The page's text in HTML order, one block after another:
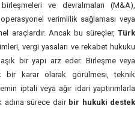
ve devralmaları (M&A),
verimlilik sağlaması veya
araçlardır. Ancak bu süreçler, Türk
vergi yasaları ve rekabet hukuku
bir yapı arz eder. Birleşme veya
bir karar olarak görülmesi, teknik
iptali veya ağır idari yaptırımlarla
adına sürece dair bir hukuki destek